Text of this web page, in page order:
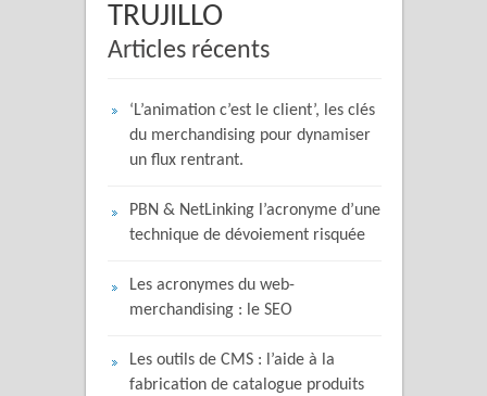
TRUJILLO
Articles récents
‘L’animation c’est le client’, les clés
du merchandising pour dynamiser
un flux rentrant.
PBN & NetLinking l’acronyme d’une
technique de dévoiement risquée
Les acronymes du web-
merchandising : le SEO
Les outils de CMS : l’aide à la
fabrication de catalogue produits